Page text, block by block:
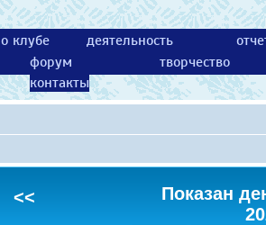
о клубе деятельность
форум
творчество
контакты
<<
Показан